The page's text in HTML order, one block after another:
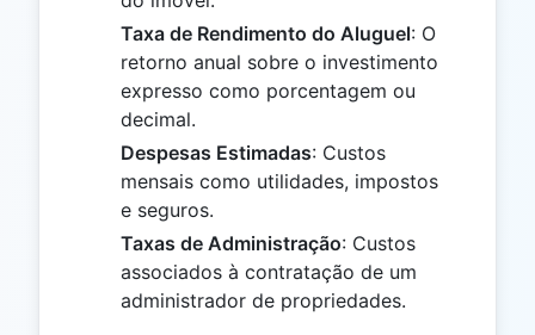
Taxa de Rendimento do Aluguel: O
retorno anual sobre o investimento
expresso como porcentagem ou
decimal.
Despesas Estimadas: Custos
mensais como utilidades, impostos
e seguros.
Taxas de Administração: Custos
associados à contratação de um
administrador de propriedades.